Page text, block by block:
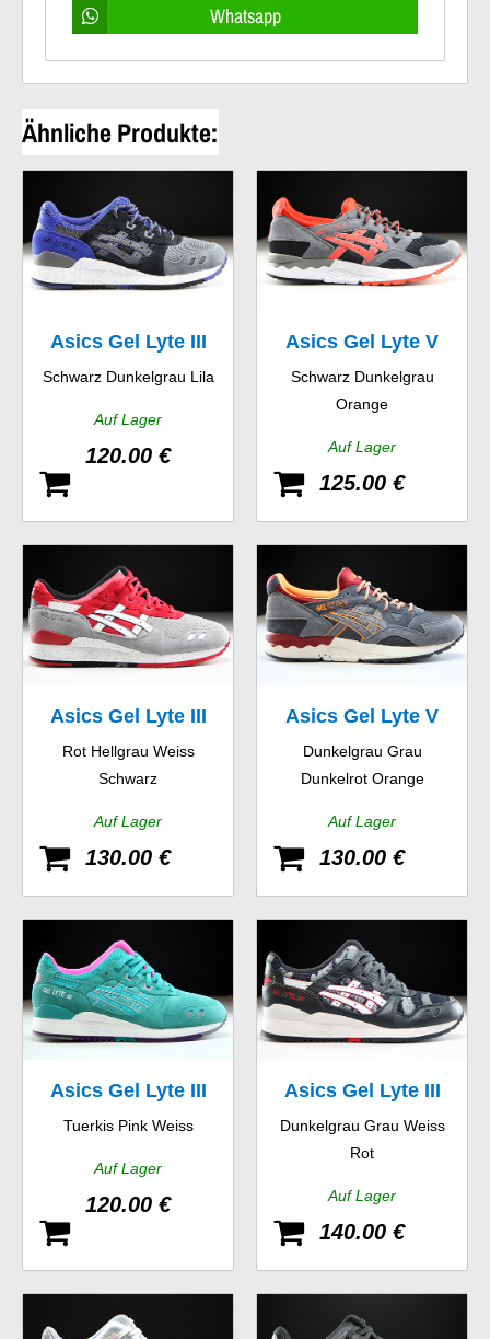
Whatsapp
Ähnliche Produkte:
Asics Gel Lyte III
Schwarz Dunkelgrau Lila
Auf Lager
120.00 €
Asics Gel Lyte V
Schwarz Dunkelgrau
Orange
Auf Lager
125.00 €
Asics Gel Lyte III
Rot Hellgrau Weiss
Schwarz
Auf Lager
130.00 €
Asics Gel Lyte V
Dunkelgrau Grau
Dunkelrot Orange
Auf Lager
130.00 €
Asics Gel Lyte III
Tuerkis Pink Weiss
Auf Lager
120.00 €
Asics Gel Lyte III
Dunkelgrau Grau Weiss
Rot
Auf Lager
140.00 €